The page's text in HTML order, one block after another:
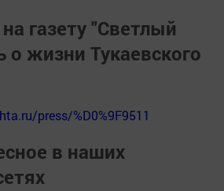
газету "Светлый
о жизни Тукаевского
press/%D0%9F9511
в наших